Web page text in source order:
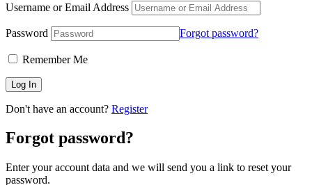
Username or Email Address
Password Forgot password?
Remember Me
Don't have an account? Register
Forgot password?
Enter your account data and we will send you a link to reset your
password.